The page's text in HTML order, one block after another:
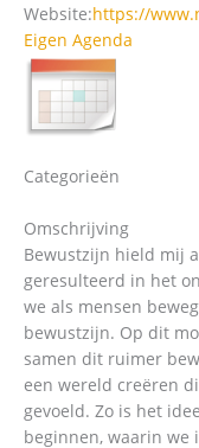
Website:https://
Eigen Agenda
Categorieën
Omschrijving
Bewustzijn hield mij
geresulteerd in het
we als mensen
bewustzijn. Op dit
samen dit ruimer
een wereld creëren
gevoeld. Zo is het
beginnen, waarin